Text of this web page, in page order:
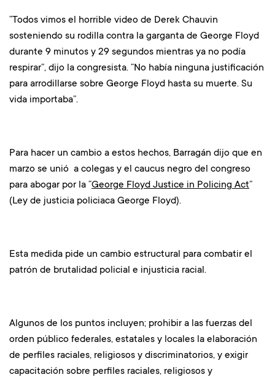
“Todos vimos el horrible video de Derek Chauvin
sosteniendo su rodilla contra la garganta de George Floyd
durante 9 minutos y 29 segundos mientras ya no podía
respirar”, dijo la congresista. “No había ninguna justificación
para arrodillarse sobre George Floyd hasta su muerte. Su
vida importaba”.
Para hacer un cambio a estos hechos, Barragán dijo que en
marzo se unió a colegas y el caucus negro del congreso
para abogar por la “George Floyd Justice in Policing Act”
(Ley de justicia policiaca George Floyd).
Esta medida pide un cambio estructural para combatir el
patrón de brutalidad policial e injusticia racial.
Algunos de los puntos incluyen; prohibir a las fuerzas del
orden público federales, estatales y locales la elaboración
de perfiles raciales, religiosos y discriminatorios, y exigir
capacitación sobre perfiles raciales, religiosos y